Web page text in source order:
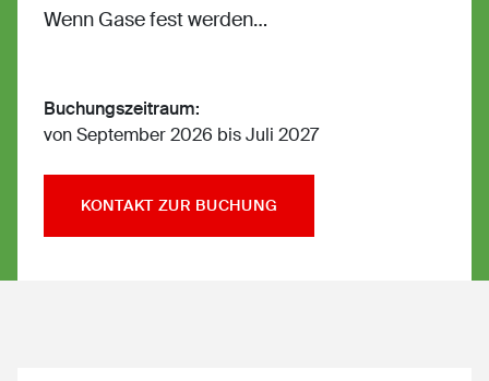
Wenn Gase fest werden…
Buchungszeitraum:
von September 2026 bis Juli 2027
KONTAKT ZUR BUCHUNG